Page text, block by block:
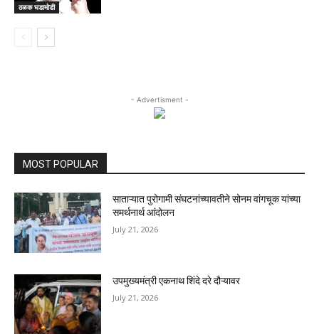
ठळक घडामोडी
- Advertisment -
MOST POPULAR
साताऱ्यात पुरोगामी संघटनांच्यावतीने सोनम वांगचूक यांच्या
समर्थनार्थ आंदोलन
July 21, 2026
उपमुख्यमंत्री एकनाथ शिंदे दरे दौऱ्यावर
July 21, 2026